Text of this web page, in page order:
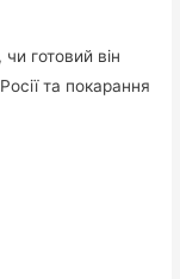
готовий він
та покарання